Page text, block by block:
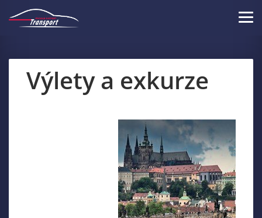
Výlety a exkurze